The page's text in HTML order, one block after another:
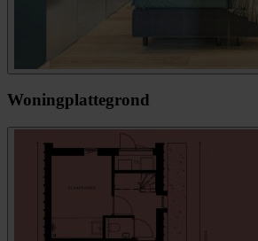
Woningplattegrond